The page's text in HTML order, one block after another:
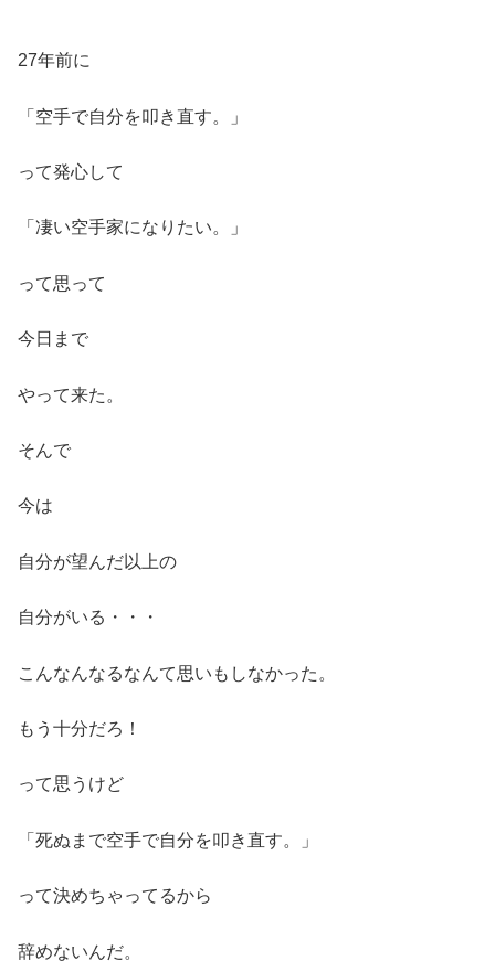
27年前に
「空手で自分を叩き直す。」
って発心して
「凄い空手家になりたい。」
って思って
今日まで
やって来た。
そんで
今は
自分が望んだ以上の
自分がいる・・・
こんなんなるなんて思いもしなかった。
もう十分だろ！
って思うけど
「死ぬまで空手で自分を叩き直す。」
って決めちゃってるから
辞めないんだ。